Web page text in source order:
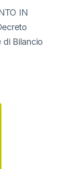
IN
di Bilancio